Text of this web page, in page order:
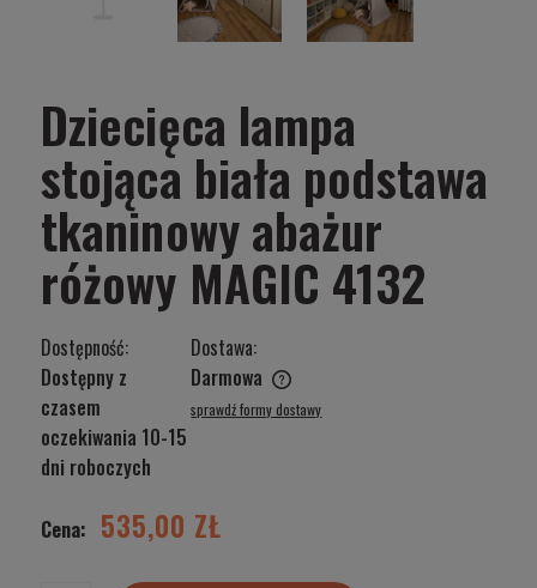
Dziecięca lampa
stojąca biała podstawa
tkaninowy abażur
różowy MAGIC 4132
Dostępność:
Dostępny z
czasem
oczekiwania 10-15
dni roboczych
Dostawa:
Darmowa
Cena nie zawiera ewentualnych kosztów płatności
sprawdź formy dostawy
Cena: 535,00 ZŁ